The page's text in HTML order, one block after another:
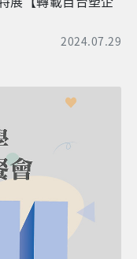
2024.07.29